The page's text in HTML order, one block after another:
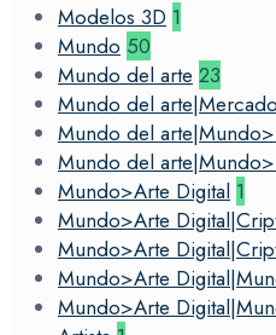
Modelos 3D 1
Mundo 50
Mundo del arte 23
Mundo del
Mundo del
Mundo del
Mundo>Arte Digital 1
Mundo>Arte
Mundo>Arte
Mundo>Arte
Mundo>Arte